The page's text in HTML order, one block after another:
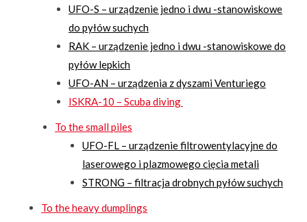
UFO-S – urządzenie jedno i dwu -stanowiskowe
do pyłów suchych
RAK – urządzenie jedno i dwu -stanowiskowe do
pyłów lepkich
UFO-AN – urządzenia z dyszami Venturiego
ISKRA-10 – Scuba diving
To the small piles
UFO-FL – urządzenie filtrowentylacyjne do
laserowego i plazmowego cięcia metali
STRONG – filtracja drobnych pyłów suchych
To the heavy dumplings